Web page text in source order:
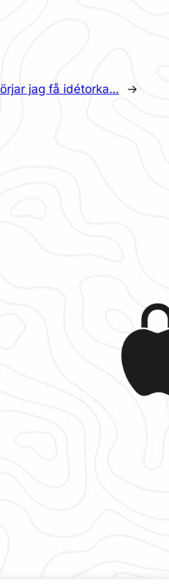
jag få idétorka… →